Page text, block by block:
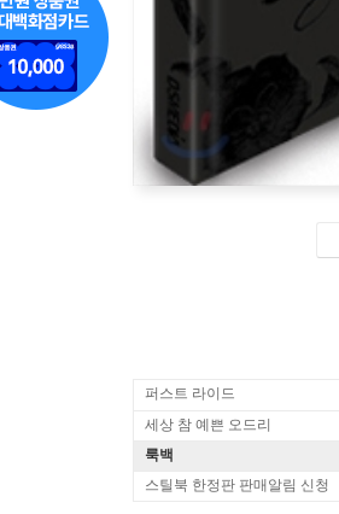
퍼스트 라이드
세상 참 예쁜 오드리
룩백
스틸북 한정판 판매알림 신청